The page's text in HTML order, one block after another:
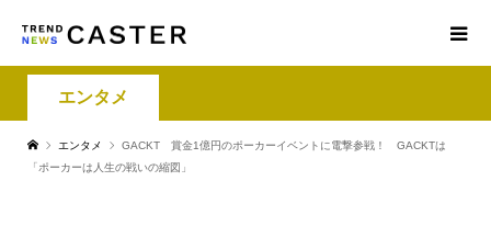
エンタメ
エンタメ
GACKT 賞金1億円のポーカーイベントに電撃参戦！ GACKTは
「ポーカーは人生の戦いの縮図」